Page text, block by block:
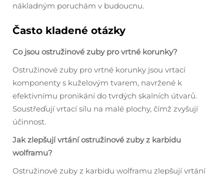
nákladným poruchám v budoucnu.
Často kladené otázky
Co jsou ostružinové zuby pro vrtné korunky?
Ostružinové zuby pro vrtné korunky jsou vrtací
komponenty s kuželovým tvarem, navržené k
efektivnímu pronikání do tvrdých skalních útvarů.
Soustřeďují vrtací sílu na malé plochy, čímž zvyšují
účinnost.
Jak zlepšují vrtání ostružinové zuby z karbidu
wolframu?
Ostružinové zuby z karbidu wolframu zlepšují vrtání